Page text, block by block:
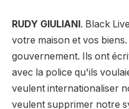
RUDY GIULIANI. Black
votre maison et vos
gouvernement. Ils ont
avec la police qu'ils
veulent internationaliser
veulent supprimer notre